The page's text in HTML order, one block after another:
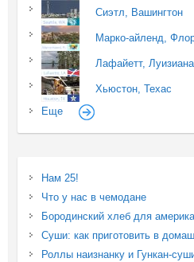
Сиэтл, Вашингтон
Марко-айленд,
Лафайетт, Луизиана
Хьюстон, Техас
Еще
Нам 25!
Что у нас в чемодане
Бородинский хлеб для
Суши: как приготовить в
Роллы наизнанку и Гункан-